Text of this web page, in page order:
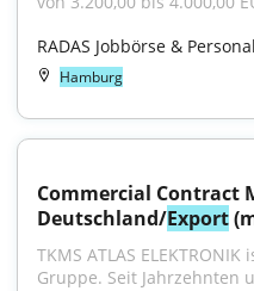
RADAS Jobbörse &
Hamburg
Commercial Contract
Deutschland/Export
TKMS ATLAS
Gruppe. Seit Jahrzehnten